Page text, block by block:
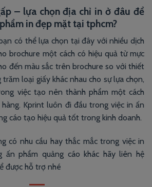
– lựa chọn địa chỉ in ở đâu để
in đẹp mặt tại tphcm?
có thể lựa chọn tại đây với nhiều dịch
brochure một cách có hiệu quả từ mực
đến màu sắc trên brochure so với thiết
trăm loại giấy khác nhau cho sự lựa chọn,
việc tạo nên thành phẩm một cách
hàng. Kprint luôn đi đầu trong việc in ấn
cáo tạo hiệu quả tốt trong kinh doanh.
có nhu cầu hay thắc mắc trong việc in
ấn phẩm quảng cáo khác hãy liên hệ
được hỗ trợ nhé